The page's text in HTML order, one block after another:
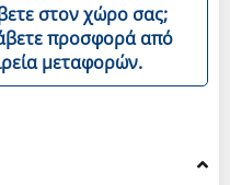
στον χώρο σας;
προσφορά από
μεταφορών.